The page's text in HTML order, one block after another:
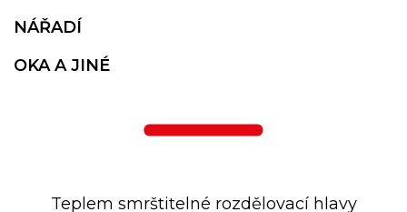
NÁŘADÍ
OKA A JINÉ
Teplem smrštitelné rozdělovací hlavy